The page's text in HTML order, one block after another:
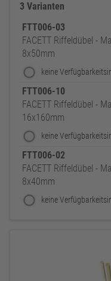
3 Varianten
FTT006-03
FACETT Riffeldübel -
8x50mm
keine
FTT006-10
FACETT Riffeldübel -
16x160mm
keine
FTT006-02
FACETT Riffeldübel -
8x40mm
keine